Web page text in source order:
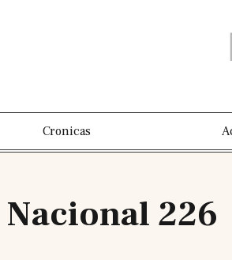
Cronicas
226